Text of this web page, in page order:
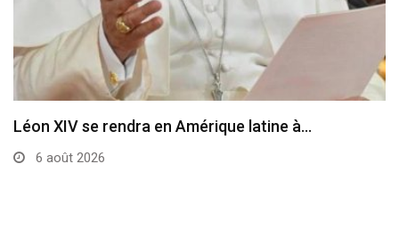
Le cardinal Parolin au Guatemala
6 août 2026